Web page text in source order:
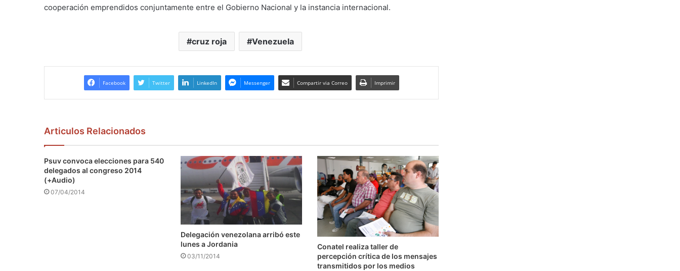
cooperación emprendidos conjuntamente entre el Gobierno Nacional y la instancia internacional.
cruz roja Venezuela
Facebook Twitter LinkedIn Messenger Compartir via Correo Imprimir
Articulos Relacionados
Psuv convoca elecciones para 540
delegados al congreso 2014
(+Audio)
07/04/2014
Delegación venezolana arribó este
lunes a Jordania
03/11/2014
Conatel realiza taller de
percepción crítica de los mensajes
transmitidos por los medios